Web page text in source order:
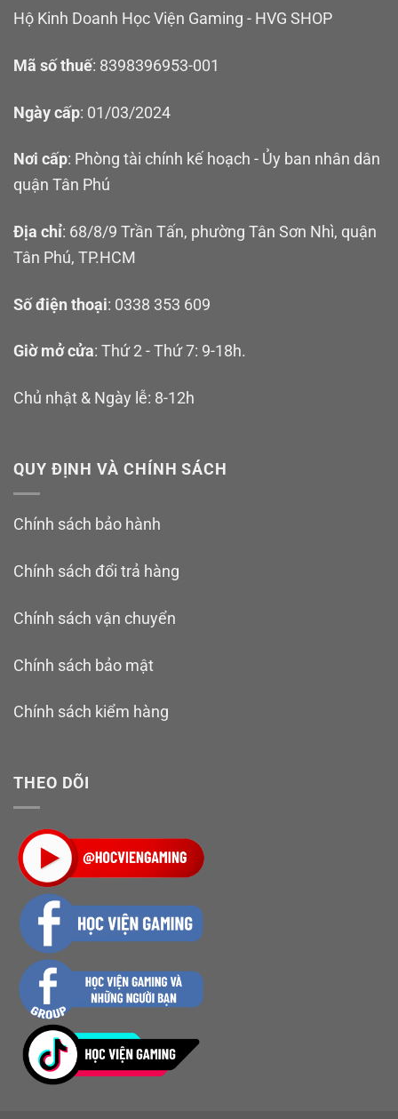
Hộ Kinh Doanh Học Viện Gaming - HVG SHOP
Mã số thuế: 8398396953-001
Ngày cấp: 01/03/2024
Nơi cấp: Phòng tài chính kế hoạch - Ủy ban nhân dân
quận Tân Phú
Địa chỉ: 68/8/9 Trần Tấn, phường Tân Sơn Nhì, quận
Tân Phú, TP.HCM
Số điện thoại: 0338 353 609
Giờ mở cửa: Thứ 2 - Thứ 7: 9-18h.
Chủ nhật & Ngày lễ: 8-12h
QUY ĐỊNH VÀ CHÍNH SÁCH
Chính sách bảo hành
Chính sách đổi trả hàng
Chính sách vận chuyển
Chính sách bảo mật
Chính sách kiểm hàng
THEO DÕI